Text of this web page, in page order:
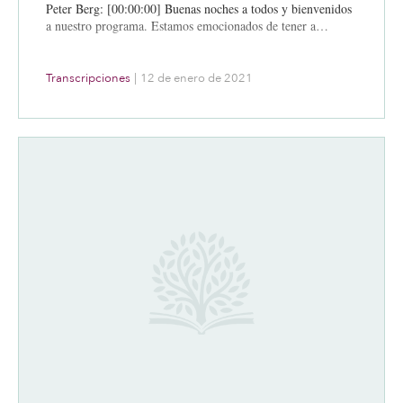
Peter Berg: [00:00:00] Buenas noches a todos y bienvenidos
a nuestro programa. Estamos emocionados de tener a…
Transcripciones | 12 de enero de 2021